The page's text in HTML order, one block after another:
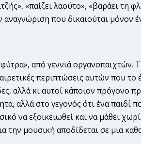
«παίζει λαούτο», «βαράει τη
που δικαιούται μόνον
από γεννιά οργανοπαιχτών.
περιπτώσεις αυτών που
αλλά κι αυτοί κάποιον πρόγονο
αλλά στο γεγονός ότι ένα παιδί
να εξοικειωθεί και να μάθει
την μουσική αποδίδεται σε μια